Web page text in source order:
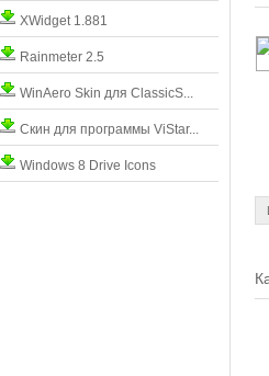
XWidget 1.881
Rainmeter 2.5
WinAero Skin для ClassicS...
Скин для программы ViStar...
Windows 8 Drive Icons